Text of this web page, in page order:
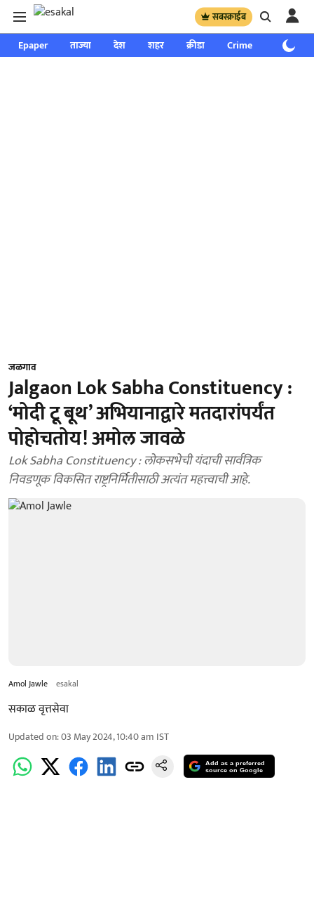
सबस्क्राईब
Epaper ताज्या देश शहर क्रीडा Crime साप्ताहिक
जळगाव
Jalgaon Lok Sabha Constituency :
‘मोदी टू बूथ’ अभियानाद्वारे मतदारांपर्यंत
पोहोचतोय! अमोल जावळे
Lok Sabha Constituency : लोकसभेची यंदाची सार्वत्रिक
निवडणूक विकसित राष्ट्रनिर्मितीसाठी अत्यंत महत्त्वाची आहे.
Amol Jawle esakal
सकाळ वृत्तसेवा
Updated on:03 May 2024, 10:40 am IST
Add as a preferred
source on Google